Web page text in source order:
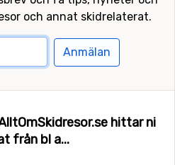
och annat skidrelaterat.
Anmälan
hittar ni
från bl a...